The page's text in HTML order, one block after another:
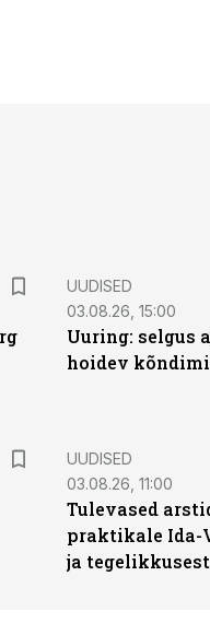
UUDISED
03.08.26, 15:00
Uuring: selgus
hoidev
UUDISED
03.08.26, 11:00
Tulevased
praktikale Ida-
ja tegelikkusest